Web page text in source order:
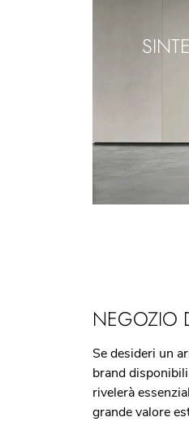
NEGOZIO
Se desideri un
brand
rivelerà
grande valore